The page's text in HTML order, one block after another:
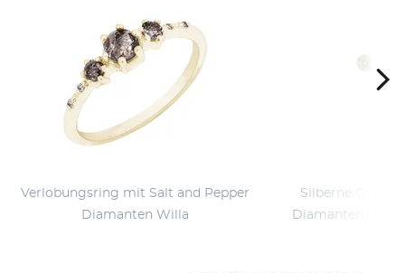
Verlobungsring mit Salt and Pepper
Diamanten Willa
Silberne
Diamanten in